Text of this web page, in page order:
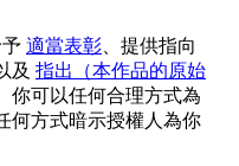
適當表彰 、提供指向
及 指出（本作品的原始
你可以任何合理方式為
何方式暗示授權人為你